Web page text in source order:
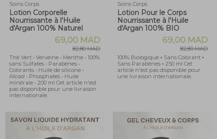
Soins Corps
Lotion Corporelle
Nourrissante à l'Huile
d'Argan 100% Naturel
69,00 MAD
82,80 MAD
Thé Vert • Verveine • Menthe • 100%
sans Sulfates • Parabènes •
Colorants • Huile de silicone •
Alcool • Phosphates • Huile
minérale • 200 ml Cet article n'est
pas disponible pour une livraison
internationale.
Soins Corps
Lotion Pour le Corps
Nourrissante à l'Huile
d'Argan 100% BIO
69,00 MAD
82,80 MAD
100% Biologique ▫ Sans Colorant ▫
Sans Parabènes ▫ 250 ml Cet
article n'est pas disponible pour
une livraison internationale.